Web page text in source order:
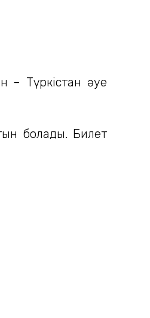
– Түркістан әуе
болады. Билет